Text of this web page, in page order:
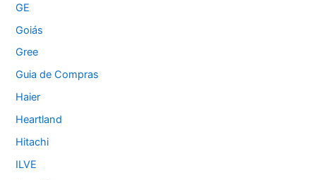
GE
Goiás
Gree
Guia de Compras
Haier
Heartland
Hitachi
ILVE